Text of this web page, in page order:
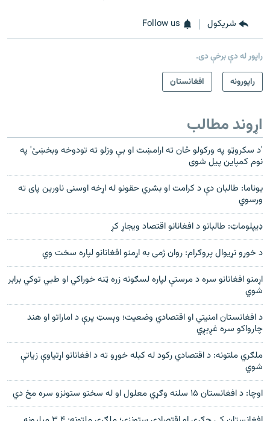
شريکول Follow us
راپور له دې برخې دی.
راپورونه
افغانستان
اړوند مطالب
'د سکروټو په ورکولو ځان ته ارامښت او بې وزلو ته تودوخه وبخښئ' په
نوم کمپاین پیل شوی
یوناما: طالبان دې د کرامت او بشري حقونو له اړخه اوسنی ناورین پای ته
ورسوي
ډیپلوماټ: طالبانو د افغانانو اقتصاد ویجاړ کړ
د خوړو نړیوال پروګرام: روان ژمی به اړمنو افغانانو لپاره سخت وي
اړمنو افغانانو سره د مرستې لپاره لسګونه زره ټنه خوراکي او طبي توکي برابر
شوي
د افغانستان امنیتي او اقتصادي وضعیت؛ وېسټ پرې د اماراتو او هند
چارواکو سره غږېږي
ملګري ملتونه: د اقتصادي رکود له کبله خوړو ته د افغانانو اړتیاوې زیاتې
شوي
اوچا: د افغانستان ۱۵ سلنه وګړي معلول او له سختو ستونزو سره مخ دي